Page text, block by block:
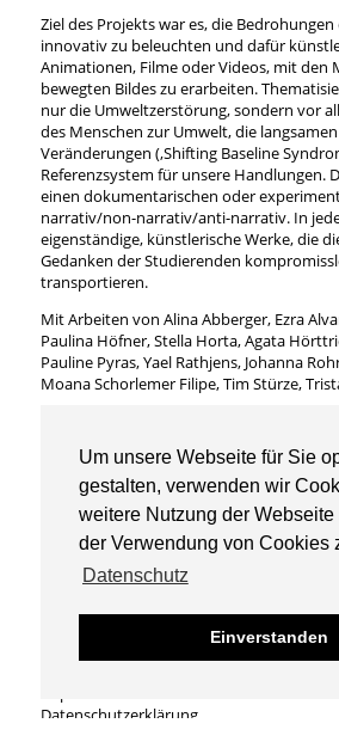
Um unsere Webseite für Sie
gestalten, verwenden wir
weitere Nutzung der
der Verwendung von Cookies
Datenschutz
Einverstanden
Ziel des Projekts war es, die
innovativ zu beleuchten und dafür
Animationen, Filme oder Videos, mit den
bewegten Bildes zu erarbeiten.
nur die Umweltzerstörung, sondern vor
des Menschen zur Umwelt, die
Veränderungen (‚Shifting Baseline
Referenzsystem für unsere Handlungen.
einen dokumentarischen oder
narrativ/non-narrativ/anti-narrativ. In
eigenständige, künstlerische Werke, die
Gedanken der Studierenden
transportieren.
Mit Arbeiten von Alina Abberger, Ezra
Paulina Höfner, Stella Horta, Agata
Pauline Pyras, Yael Rathjens, Johanna
Moana Schorlemer Filipe, Tim Stürze,
zu den Semesterprojekten SoSe2023
Universität der Künste Berlin
Datenschutzerklärung